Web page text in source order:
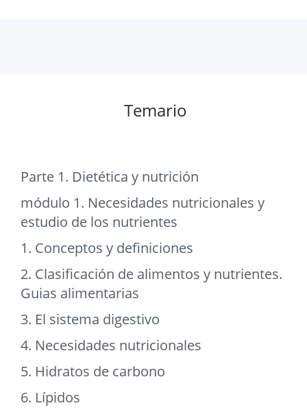
Temario
Parte 1. Dietética y nutrición
módulo 1. Necesidades nutricionales y
estudio de los nutrientes
1. Conceptos y definiciones
2. Clasificación de alimentos y nutrientes.
Guias alimentarias
3. El sistema digestivo
4. Necesidades nutricionales
5. Hidratos de carbono
6. Lípidos